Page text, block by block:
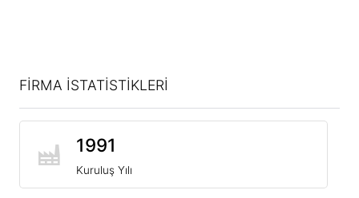
FİRMA İSTATİSTİKLERİ
1991
Kuruluş Yılı